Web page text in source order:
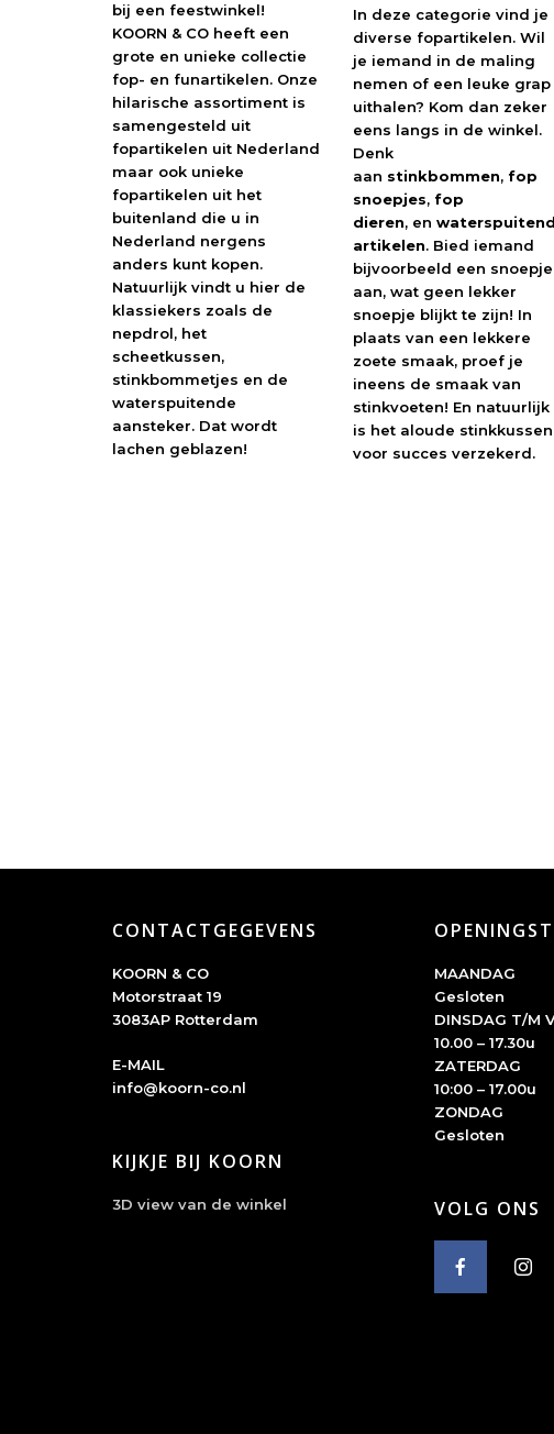
bij een feestwinkel!
KOORN & CO heeft een
grote en unieke collectie
fop- en funartikelen. Onze
hilarische assortiment is
samengesteld uit
fopartikelen uit Nederland
maar ook unieke
fopartikelen uit het
buitenland die u in
Nederland nergens
anders kunt kopen.
Natuurlijk vindt u hier de
klassiekers zoals de
nepdrol, het
scheetkussen,
stinkbommetjes en de
waterspuitende
aansteker. Dat wordt
lachen geblazen!
In deze categorie vind je
diverse fopartikelen. Wil
je iemand in de maling
nemen of een leuke grap
uithalen? Kom dan zeker
eens langs in de winkel.
Denk
aan stinkbommen, fop
snoepjes, fop
dieren, en
artikelen. Bied iemand
bijvoorbeeld een snoepje
aan, wat geen lekker
snoepje blijkt te zijn! In
plaats van een lekkere
zoete smaak, proef je
ineens de smaak van
stinkvoeten! En natuurlijk
is het aloude stinkkussen
voor succes verzekerd.
CONTACTGEGEVENS
KOORN & CO
Motorstraat 19
3083AP Rotterdam
E-MAIL
info@koorn-co.nl
KIJKJE BIJ KOORN
3D view van de winkel
MAANDAG
Gesloten
DINSDAG T/M
10.00 – 17.30u
ZATERDAG
10:00 – 17.00u
ZONDAG
Gesloten
VOLG ONS